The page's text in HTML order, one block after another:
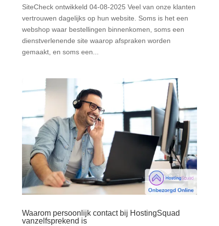
SiteCheck ontwikkeld 04-08-2025 Veel van onze klanten
vertrouwen dagelijks op hun website. Soms is het een
webshop waar bestellingen binnenkomen, soms een
dienstverlenende site waarop afspraken worden
gemaakt, en soms een...
Waarom persoonlijk contact bij HostingSquad
vanzelfsprekend is